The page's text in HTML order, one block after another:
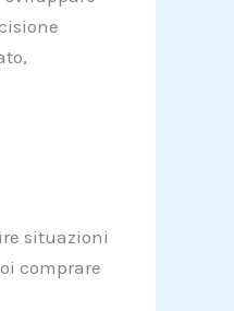
situazioni
comprare